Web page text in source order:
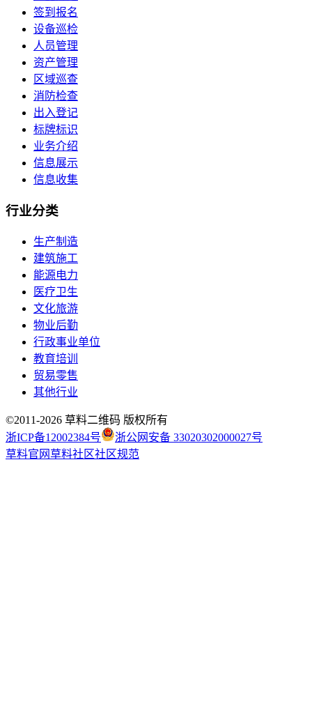
签到报名
设备巡检
人员管理
资产管理
区域巡查
消防检查
出入登记
标牌标识
业务介绍
信息展示
信息收集
行业分类
生产制造
建筑施工
能源电力
医疗卫生
文化旅游
物业后勤
行政事业单位
教育培训
贸易零售
其他行业
©2011-2026 草料二维码 版权所有
浙ICP备12002384号
浙公网安备 33020302000027号
草料官网草料社区社区规范